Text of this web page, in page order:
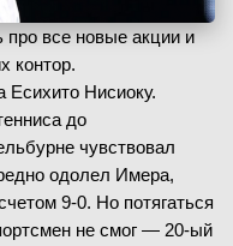
про все новые акции и
контор.
Нисиоку.
до
чувствовал
одолел Имера,
9-0. Но потягаться
не смог — 20-ый